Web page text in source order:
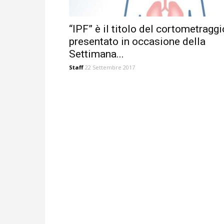
“IPF” è il titolo del
presentato in occasione della
Settimana...
Staff 22 Settembre 2017